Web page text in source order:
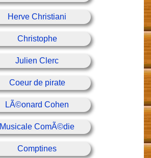
Herve Christiani
Christophe
Julien Clerc
Coeur de pirate
LÃ©onard Cohen
Musicale ComÃ©die
Comptines